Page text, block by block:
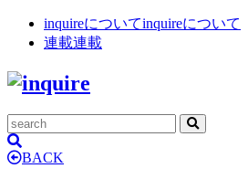
inquireについてinquireについて
連載連載
BACK